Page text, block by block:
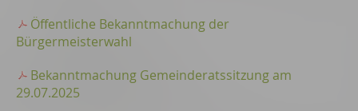
Öffentliche Bekanntmachung der
Bürgermeisterwahl
Bekanntmachung Gemeinderatssitzung am
29.07.2025